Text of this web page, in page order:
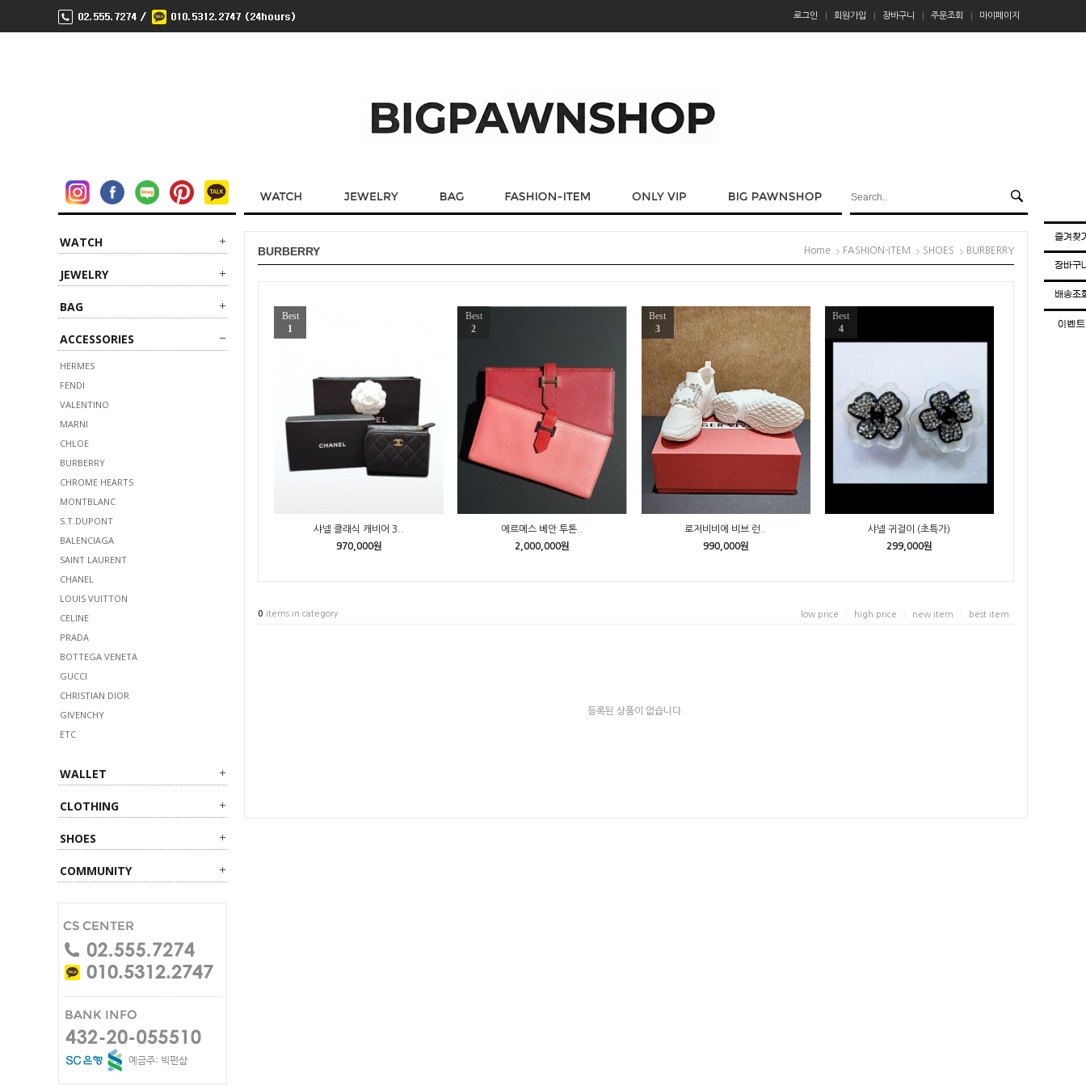
로그인 회원가입 장바구니 주문조회 마이페이지
WATCH
JEWELRY
BAG
ACCESSORIES
HERMES
FENDI
VALENTINO
MARNI
CHLOE
BURBERRY
CHROME HEARTS
MONTBLANC
S.T.DUPONT
BALENCIAGA
SAINT LAURENT
CHANEL
LOUIS VUITTON
CELINE
PRADA
BOTTEGA VENETA
GUCCI
CHRISTIAN DIOR
GIVENCHY
ETC
WALLET
CLOTHING
SHOES
COMMUNITY
Home FASHION-ITEM SHOES BURBERRY
BURBERRY
Best
1
샤넬 클래식 캐비어 3..
970,000원
Best
2
에르메스 베안 투톤..
2,000,000원
Best
3
로저비비에 비브 런..
990,000원
Best
4
샤넬 귀걸이 (초특가)
299,000원
low price high price new item best item
0 items in category
등록된 상품이 없습니다.